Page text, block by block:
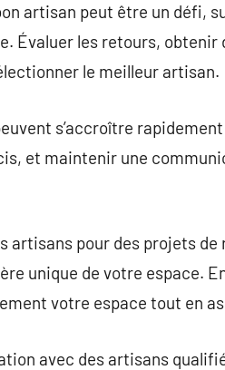
artisan peut être un défi,
Évaluer les retours,
le meilleur artisan.
s’accroître
et maintenir une
artisans pour des projets
unique de votre espace.
votre espace tout en
avec des artisans